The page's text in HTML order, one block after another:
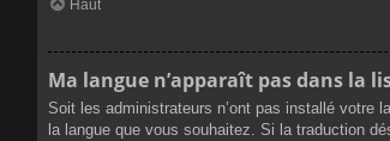
Haut
Ma langue n’apparaît pas dans la
Soit les administrateurs n’ont pas installé votre
la langue que vous souhaitez. Si la traduction